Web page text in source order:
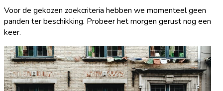
Voor de gekozen zoekcriteria hebben we momenteel geen
panden ter beschikking. Probeer het morgen gerust nog een
keer.